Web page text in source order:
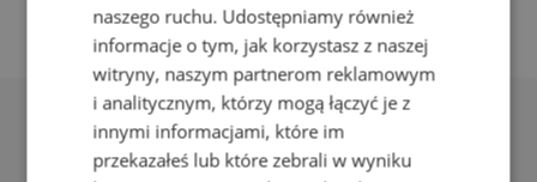
naszego ruchu. Udostępniamy również
informacje o tym, jak korzystasz z naszej
witryny, naszym partnerom reklamowym
i analitycznym, którzy mogą łączyć je z
innymi informacjami, które im
przekazałeś lub które zebrali w wyniku